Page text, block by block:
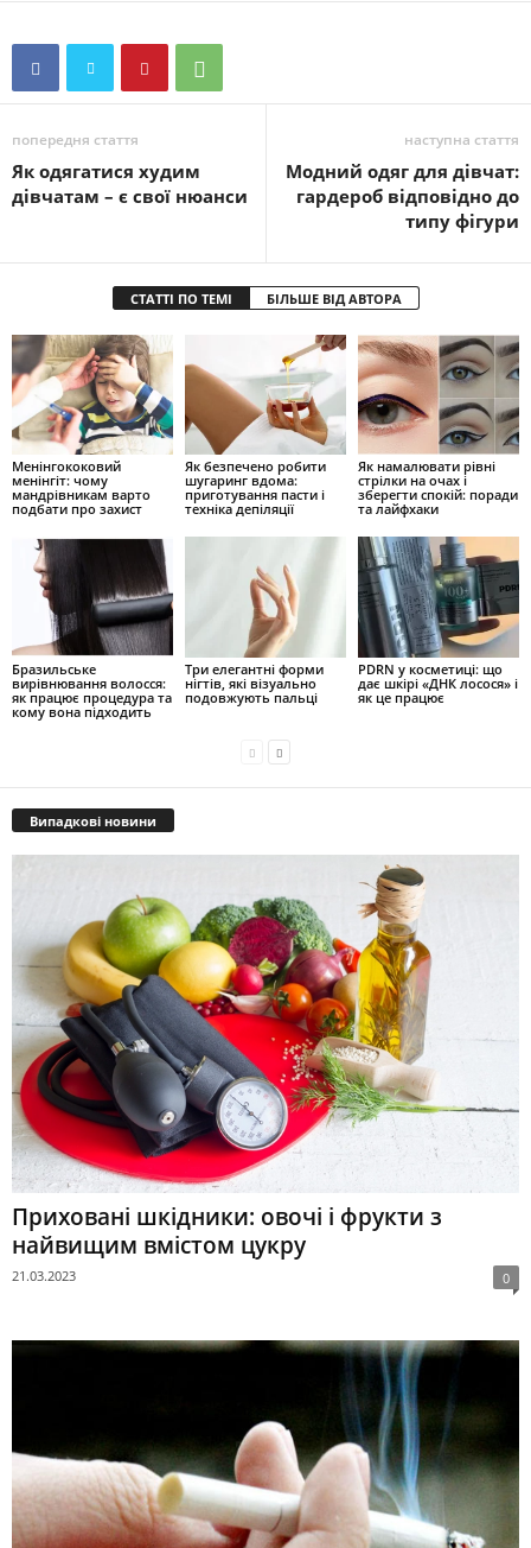
попередня стаття
Як одягатися худим
дівчатам – є свої нюанси
наступна стаття
Модний одяг для дівчат:
гардероб відповідно до
типу фігури
СТАТТІ ПО ТЕМІ БІЛЬШЕ ВІД АВТОРА
Менінгококовий
менінгіт: чому
мандрівникам варто
подбати про захист
Як безпечено робити
шугаринг вдома:
приготування пасти і
техніка депіляції
Як намалювати рівні
стрілки на очах і
зберегти спокій: поради
та лайфхаки
Бразильське
вирівнювання волосся:
як працює процедура та
кому вона підходить
Три елегантні форми
нігтів, які візуально
подовжують пальці
PDRN у косметиці: що
дає шкірі «ДНК лосося» і
як це працює
Випадкові новини
Приховані шкідники: овочі і фрукти з
найвищим вмістом цукру
21.03.2023 0